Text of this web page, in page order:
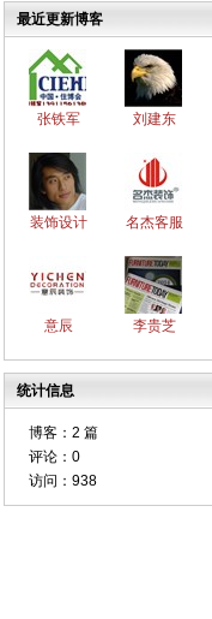
最近更新博客
张铁军 刘建东
装饰设计 名杰客服
意辰 李贵芝
统计信息
博客： 2 篇
评论： 0
访问： 938